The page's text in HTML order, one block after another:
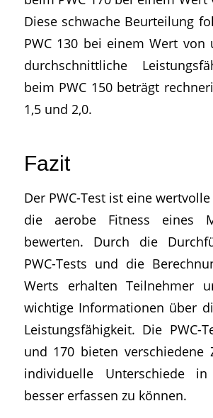
Diese schwache Beurteilung
PWC 130 bei einem Wert von
durchschnittliche
beim PWC 150 beträgt
1,5 und 2,0.
Fazit
Der PWC-Test ist eine
die aerobe Fitness eines
bewerten. Durch die
PWC-Tests und die
Werts erhalten Teilnehmer
wichtige Informationen über
Leistungsfähigkeit. Die PWC-
und 170 bieten verschiedene
individuelle Unterschiede
besser erfassen zu können.